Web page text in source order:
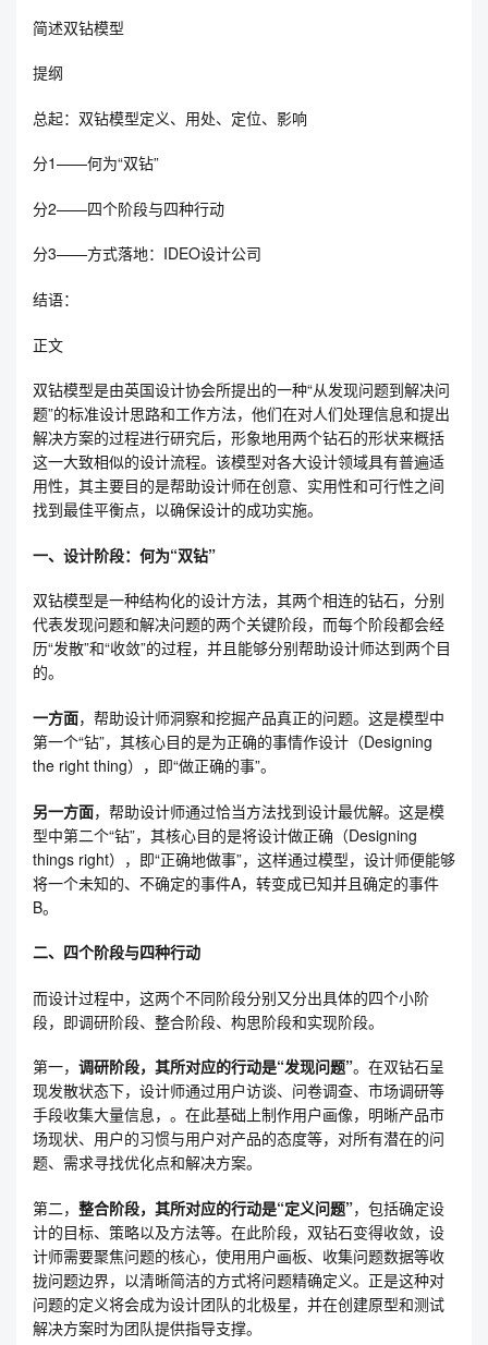
简述双钻模型
提纲
总起：双钻模型定义、用处、定位、影响
分1——何为“双钻”
分2——四个阶段与四种行动
分3——方式落地：IDEO设计公司
结语：
正文
双钻模型是由英国设计协会所提出的一种“从发现问题到解决问
题”的标准设计思路和工作方法，他们在对人们处理信息和提出
解决方案的过程进行研究后，形象地用两个钻石的形状来概括
这一大致相似的设计流程。该模型对各大设计领域具有普遍适
用性，其主要目的是帮助设计师在创意、实用性和可行性之间
找到最佳平衡点，以确保设计的成功实施。
一、设计阶段：何为“双钻”
双钻模型是一种结构化的设计方法，其两个相连的钻石，分别
代表发现问题和解决问题的两个关键阶段，而每个阶段都会经
历“发散”和“收敛”的过程，并且能够分别帮助设计师达到两个目
的。
一方面，帮助设计师洞察和挖掘产品真正的问题。这是模型中
第一个“钻”，其核心目的是为正确的事情作设计（Designing
the right thing），即“做正确的事”。
另一方面，帮助设计师通过恰当方法找到设计最优解。这是模
型中第二个“钻”，其核心目的是将设计做正确（Designing
things right），即“正确地做事”，这样通过模型，设计师便能够
将一个未知的、不确定的事件A，转变成已知并且确定的事件
B。
二、四个阶段与四种行动
而设计过程中，这两个不同阶段分别又分出具体的四个小阶
段，即调研阶段、整合阶段、构思阶段和实现阶段。
第一， 调研阶段，其所对应的行动是“发现问题”。在双钻石呈
现发散状态下，设计师通过用户访谈、问卷调查、市场调研等
手段收集大量信息，。在此基础上制作用户画像，明晰产品市
场现状、用户的习惯与用户对产品的态度等，对所有潜在的问
题、需求寻找优化点和解决方案。
第二， 整合阶段，其所对应的行动是“定义问题”，包括确定设
计的目标、策略以及方法等。在此阶段，双钻石变得收敛，设
计师需要聚焦问题的核心，使用用户画板、收集问题数据等收
拢问题边界，以清晰简洁的方式将问题精确定义。正是这种对
问题的定义将会成为设计团队的北极星，并在创建原型和测试
解决方案时为团队提供指导支撑。